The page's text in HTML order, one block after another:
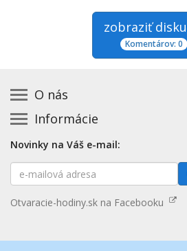
zobraziť
Komentárov: 0
O nás
Kontakt na prevádzkovateľa
Zásady používania cookies
Prehlásenie o prístupnosti
Mapa stránok
Informácie
Základná registrácia otváracích
Platené služby
Nenašli ste otváracie hodiny?
Aktualizácia otváracích hodín
Novinky na Váš e-mail:
E-
mailová
Otvaracie-hodiny.sk na Facebooku